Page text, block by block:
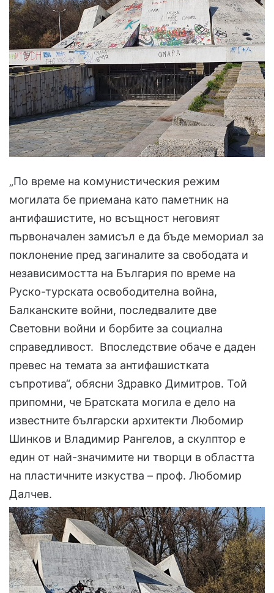
„По време на комунистическия режим
могилата бе приемана като паметник на
антифашистите, но всъщност неговият
първоначален замисъл е да бъде мемориал за
поклонение пред загиналите за свободата и
независимостта на България по време на
Руско-турската освободителна война,
Балканските войни, последвалите две
Световни войни и борбите за социална
справедливост. Впоследствие обаче е даден
превес на темата за антифашистката
съпротива“, обясни Здравко Димитров. Той
припомни, че Братската могила е дело на
известните български архитекти Любомир
Шинков и Владимир Рангелов, а скулптор е
един от най-значимите ни творци в областта
на пластичните изкуства – проф. Любомир
Далчев.